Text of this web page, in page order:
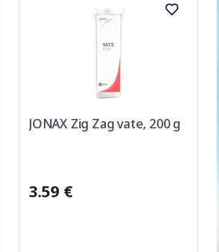
JONAX Zig Zag vate, 200 g
3.59 €